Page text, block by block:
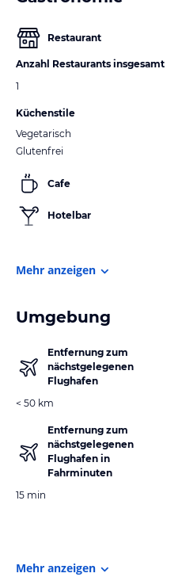
Restaurant
Anzahl Restaurants insgesamt
1
Küchenstile
Vegetarisch
Glutenfrei
Cafe
Hotelbar
Mehr anzeigen
Umgebung
Entfernung zum
nächstgelegenen
Flughafen
< 50 km
Entfernung zum
nächstgelegenen
Flughafen in
Fahrminuten
15 min
Mehr anzeigen